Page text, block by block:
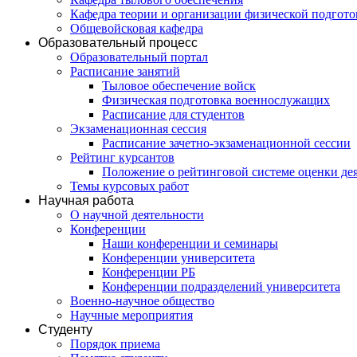
Кафедра теории и организации физической
Общевойсковая кафедра
Образовательный процесс
Образовательный портал
Расписание занятий
Тыловое обеспечение войск
Физическая подготовка военнослужащих
Расписание для студентов
Экзаменационная сессия
Расписание зачетно-экзаменационной сессии
Рейтинг курсантов
Положение о рейтинговой системе оценки
Темы курсовых работ
Научная работа
О научной деятельности
Конференции
Наши конференции и семинары
Конференции университета
Конференции РБ
Конференции подразделений университета
Военно-научное общество
Научные мероприятия
Студенту
Порядок приема